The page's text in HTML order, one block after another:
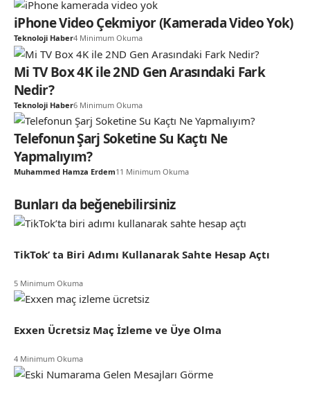
iPhone Video Çekmiyor (Kamerada Video Yok)
Teknoloji Haber4 Minimum Okuma
Mi TV Box 4K ile 2ND Gen Arasındaki Fark
Nedir?
Teknoloji Haber6 Minimum Okuma
Telefonun Şarj Soketine Su Kaçtı Ne
Yapmalıyım?
Muhammed Hamza Erdem11 Minimum Okuma
Bunları da beğenebilirsiniz
TikTok’ ta Biri Adımı Kullanarak Sahte Hesap Açtı
5 Minimum Okuma
Exxen Ücretsiz Maç İzleme ve Üye Olma
4 Minimum Okuma